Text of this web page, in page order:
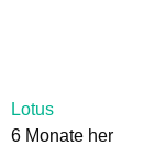
Lotus
6 Monate her